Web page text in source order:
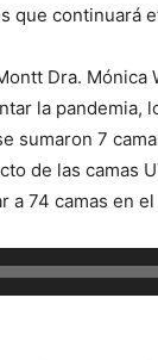
que continuará
Dra.
la pandemia,
sumaron 7
de las camas
a 74 camas en